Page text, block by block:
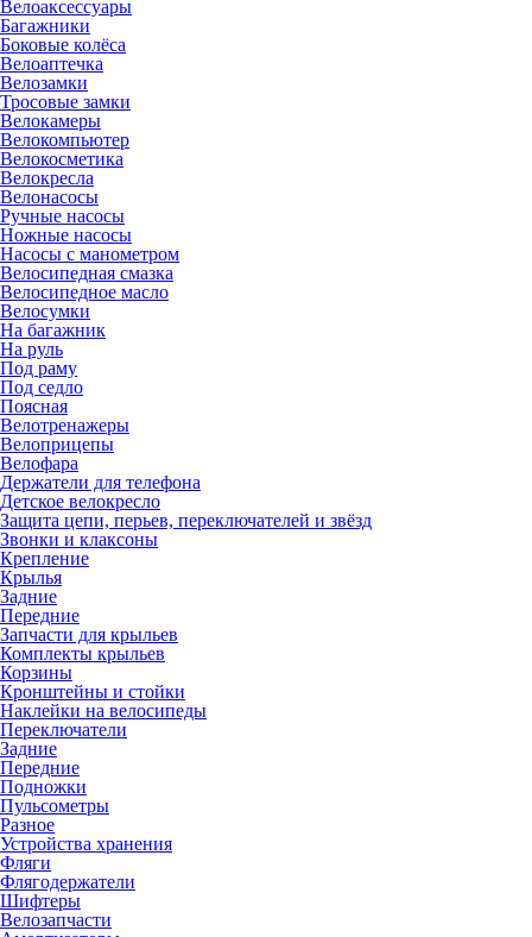
Велоаксессуары
Багажники
Боковые колёса
Велоаптечка
Велозамки
Тросовые замки
Велокамеры
Велокомпьютер
Велокосметика
Велокресла
Велонасосы
Ручные насосы
Ножные насосы
Насосы с манометром
Велосипедная смазка
Велосипедное масло
Велосумки
На багажник
На руль
Под раму
Под седло
Поясная
Велотренажеры
Велоприцепы
Велофара
Держатели для телефона
Детское велокресло
Защита цепи, перьев, переключателей и звёзд
Звонки и клаксоны
Крепление
Крылья
Задние
Передние
Запчасти для крыльев
Комплекты крыльев
Корзины
Кронштейны и стойки
Наклейки на велосипеды
Переключатели
Задние
Передние
Подножки
Пульсометры
Разное
Устройства хранения
Фляги
Флягодержатели
Шифтеры
Велозапчасти